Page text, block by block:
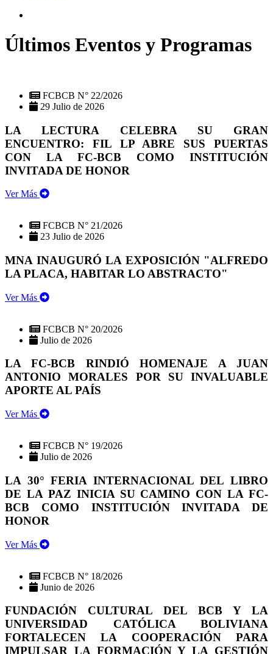
Últimos Eventos y Programas
FCBCB N° 22/2026
29 Julio de 2026
LA LECTURA CELEBRA SU GRAN
ENCUENTRO: FIL LP ABRE SUS PUERTAS
CON LA FC-BCB COMO INSTITUCIÓN
INVITADA DE HONOR
Ver Más
FCBCB N° 21/2026
23 Julio de 2026
MNA INAUGURÓ LA EXPOSICIÓN "ALFREDO
LA PLACA, HABITAR LO ABSTRACTO"
Ver Más
FCBCB N° 20/2026
Julio de 2026
LA FC-BCB RINDIÓ HOMENAJE A JUAN
ANTONIO MORALES POR SU INVALUABLE
APORTE AL PAÍS
Ver Más
FCBCB N° 19/2026
Julio de 2026
LA 30° FERIA INTERNACIONAL DEL LIBRO
DE LA PAZ INICIA SU CAMINO CON LA FC-
BCB COMO INSTITUCIÓN INVITADA DE
HONOR
Ver Más
FCBCB N° 18/2026
Junio de 2026
FUNDACIÓN CULTURAL DEL BCB Y LA
UNIVERSIDAD CATÓLICA BOLIVIANA
FORTALECEN LA COOPERACIÓN PARA
IMPULSAR LA FORMACIÓN Y LA GESTIÓN